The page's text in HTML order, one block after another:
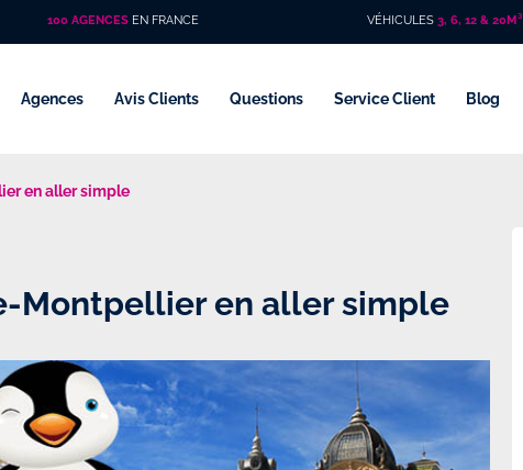
100 AGENCESEN FRANCE VÉHICULES 3, 6, 12 & 20M³
Agences Avis Clients Questions Service Client Blog
en aller simple
Montpellier en aller simple